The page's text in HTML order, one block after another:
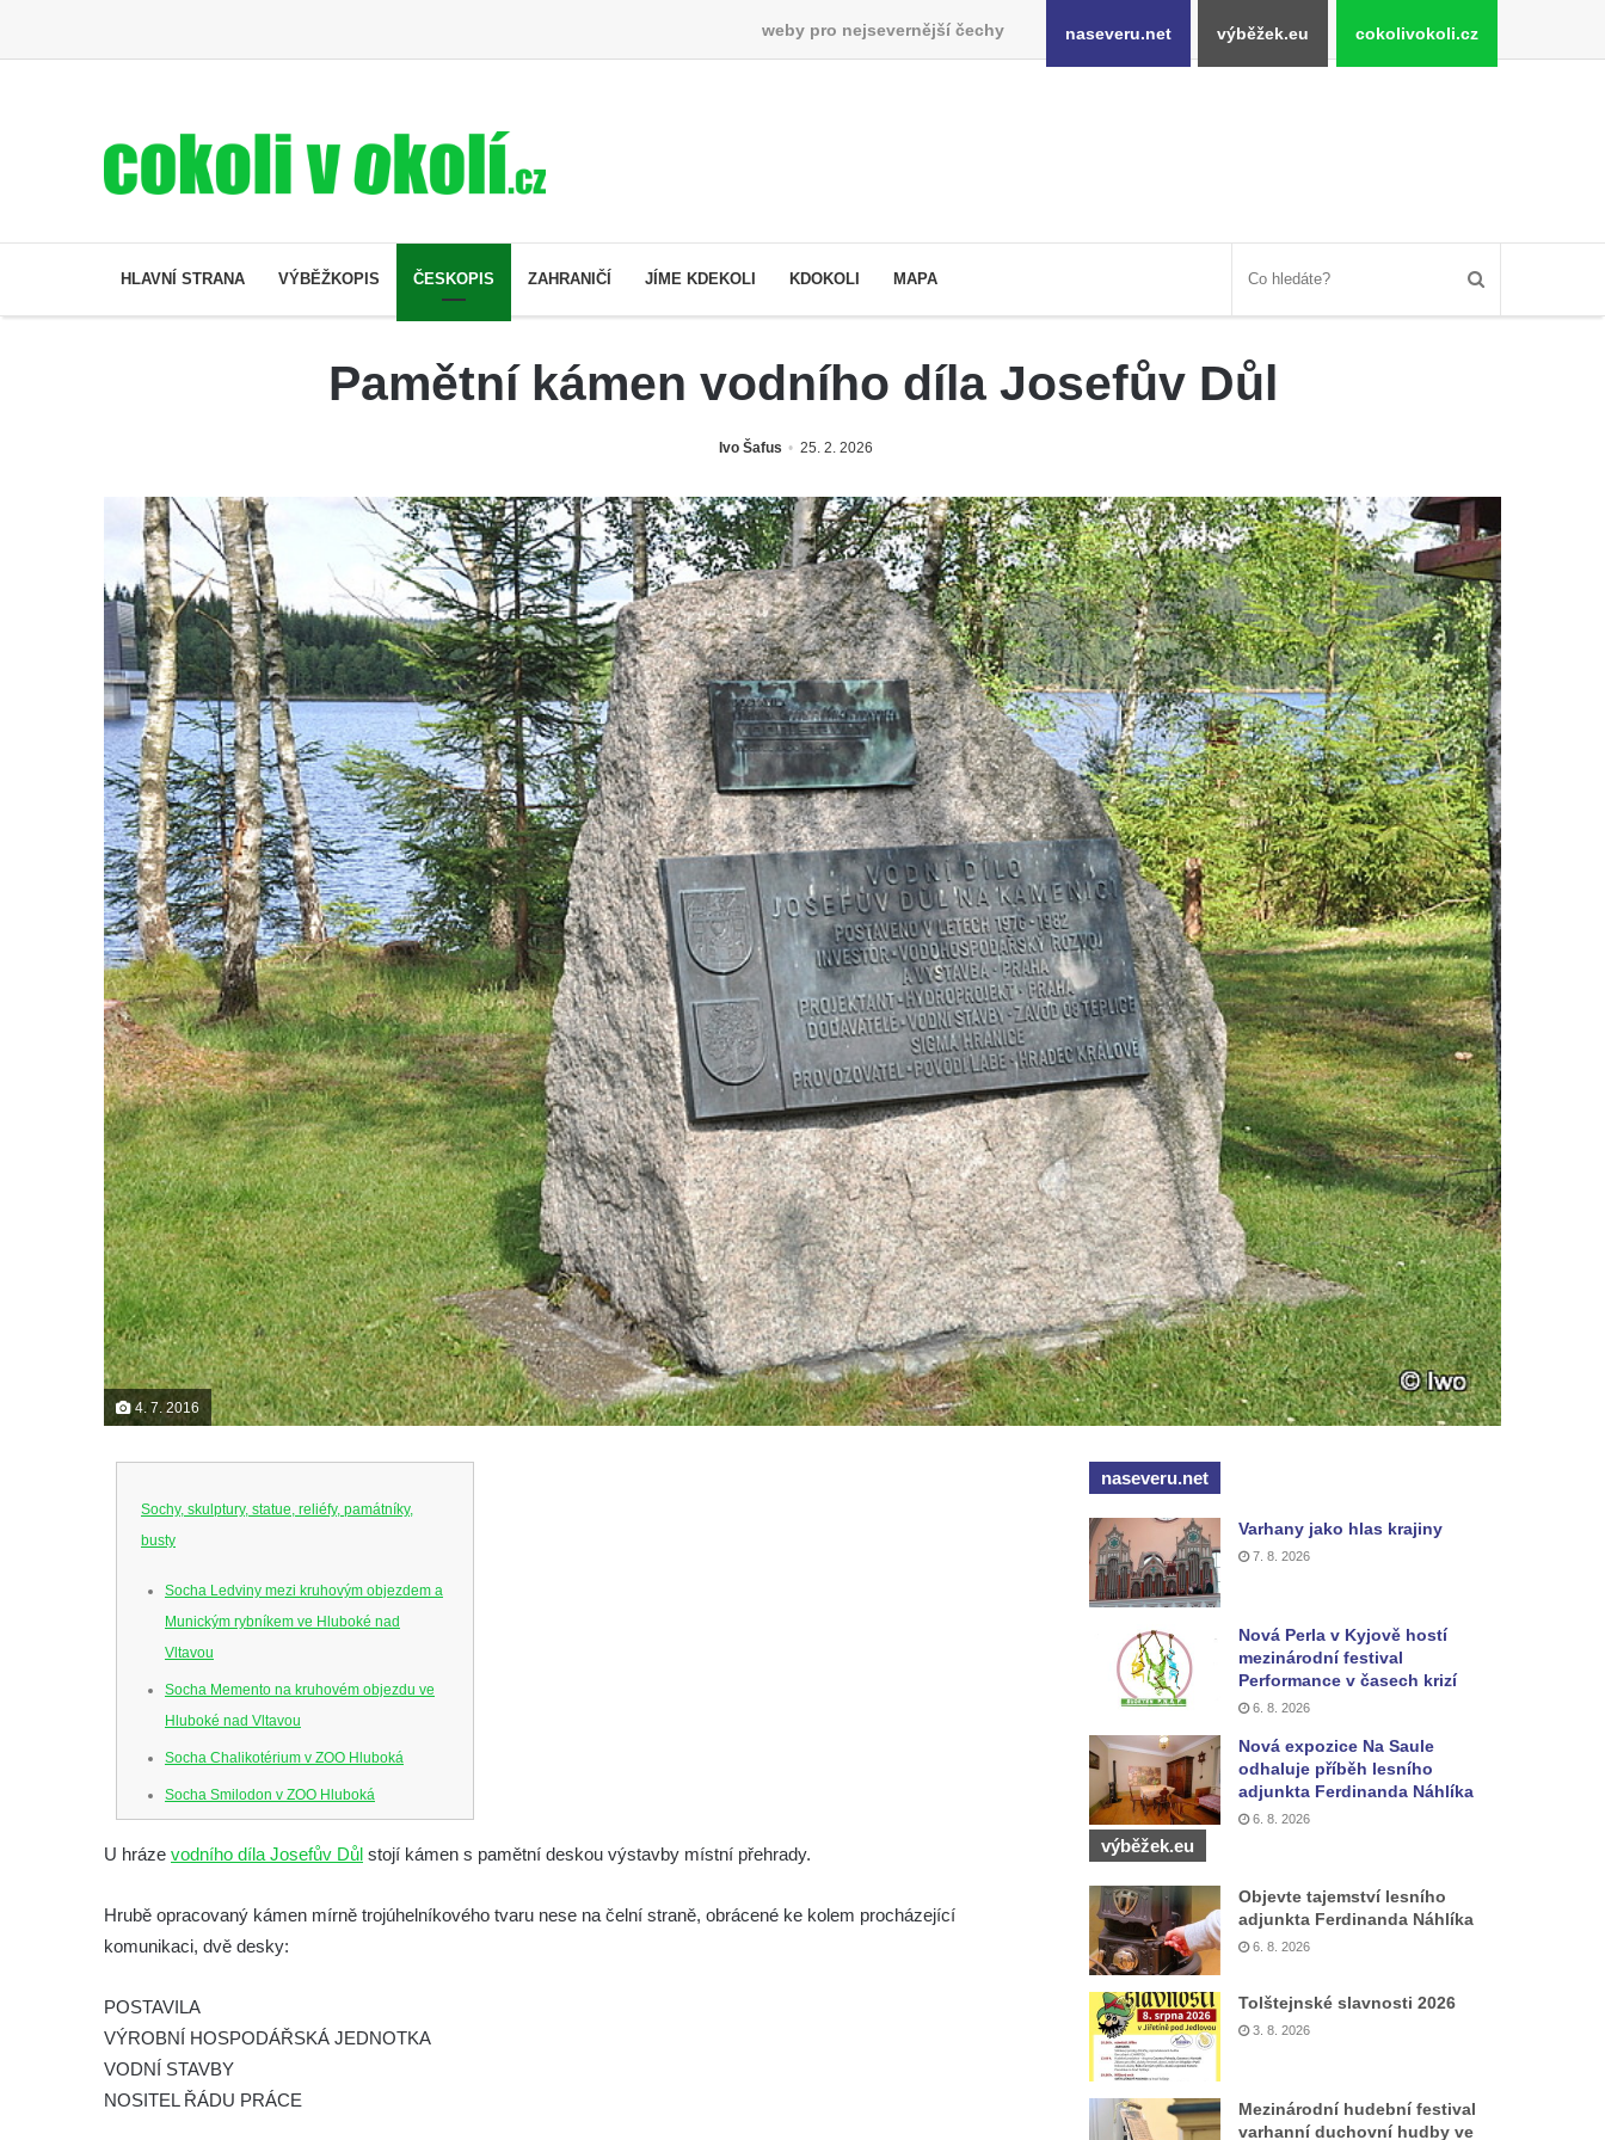
weby pro nejsevernější čechy naseveru.net výběžek.eu cokolivokoli.cz
HLAVNÍ STRANA VÝBĚŽKOPIS ČESKOPIS ZAHRANIČÍ JÍME KDEKOLI KDOKOLI MAPA
Pamětní kámen vodního díla Josefův Důl
Ivo Šafus 25. 2. 2026
4. 7. 2016
Sochy, skulptury, statue, reliéfy, památníky,
busty
Socha Ledviny mezi kruhovým objezdem a
Munickým rybníkem ve Hluboké nad
Vltavou
Socha Memento na kruhovém objezdu ve
Hluboké nad Vltavou
Socha Chalikotérium v ZOO Hluboká
Socha Smilodon v ZOO Hluboká
Socha Koroun bezzubý v ZOO Hluboká
Socha Plejtvák obrovský v ZOO Hluboká
Socha Medvěd jeskynní v ZOO Hluboká
Socha Mamut srstnatý v ZOO Hluboká
Socha Vydry si hrají v ZOO Hluboká
U hráze vodního díla Josefův Důl stojí kámen s pamětní deskou výstavby místní přehrady.
Hrubě opracovaný kámen mírně trojúhelníkového tvaru nese na čelní straně, obrácené ke kolem procházející
komunikaci, dvě desky:
POSTAVILA
VÝROBNÍ HOSPODÁŘSKÁ JEDNOTKA
VODNÍ STAVBY
NOSITEL ŘÁDU PRÁCE
naseveru.net
Varhany jako hlas krajiny
7. 8. 2026
Nová Perla v Kyjově hostí
mezinárodní festival
Performance v časech krizí
6. 8. 2026
Nová expozice Na Saule
odhaluje příběh lesního
adjunkta Ferdinanda Náhlíka
6. 8. 2026
výběžek.eu
Objevte tajemství lesního
adjunkta Ferdinanda Náhlíka
6. 8. 2026
Tolštejnské slavnosti 2026
3. 8. 2026
Mezinárodní hudební festival
varhanní duchovní hudby ve